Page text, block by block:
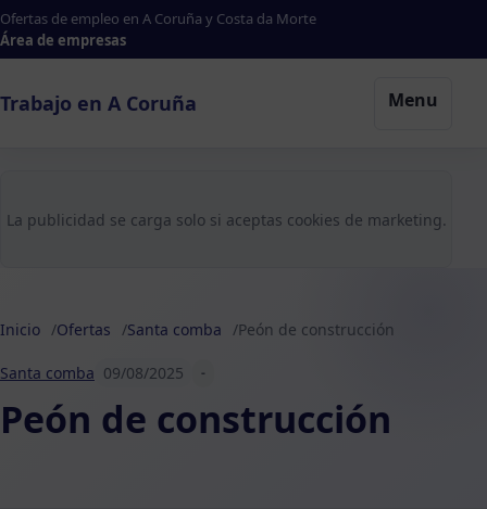
Ofertas de empleo en A Coruña y Costa da Morte
Área de empresas
Trabajo en A Coruña Menu
La publicidad se carga solo si aceptas cookies de marketing.
Inicio Ofertas Santa comba Peón de construcción
Santa comba 09/08/2025 -
Peón de construcción